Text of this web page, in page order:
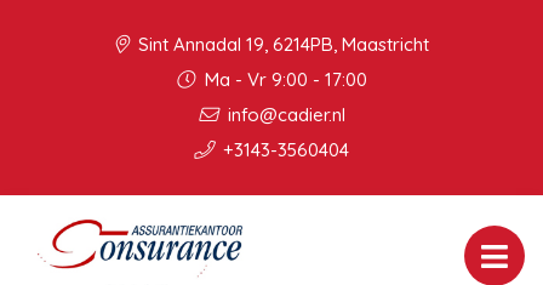
Sint Annadal 19, 6214PB, Maastricht
Ma - Vr 9:00 - 17:00
info@cadier.nl
+3143-3560404